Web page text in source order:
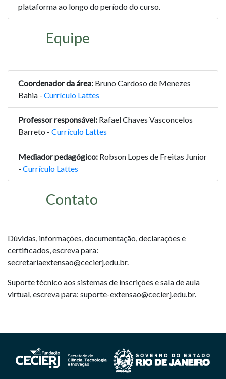
plataforma ao longo do período do curso.
Equipe
Coordenador da área: Bruno Cardoso de Menezes
Bahia - Currículo Lattes
Professor responsável: Rafael Chaves Vasconcelos
Barreto - Currículo Lattes
Mediador pedagógico: Robson Lopes de Freitas Junior
- Currículo Lattes
Contato
Dúvidas, informações, documentação, declarações e
certificados, escreva para:
secretariaextensao@cecierj.edu.br.
Suporte técnico aos sistemas de inscrições e sala de aula
virtual, escreva para: suporte-extensao@cecierj.edu.br.